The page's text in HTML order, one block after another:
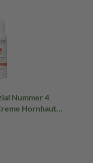
Nummer 4
Hornhaut
Schaum